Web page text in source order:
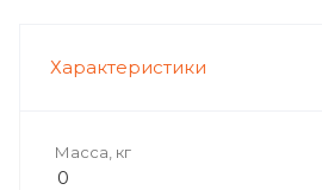
Характеристики
Масса, кг
0